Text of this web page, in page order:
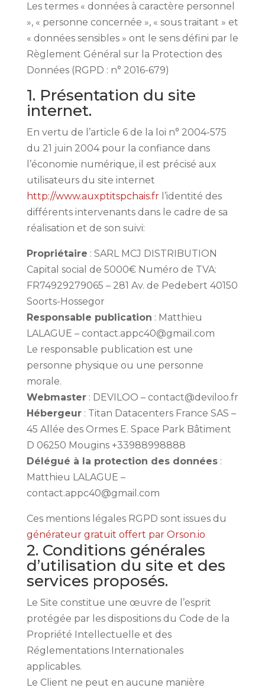
Les termes « données à caractère personnel
», « personne concernée », « sous traitant » et
« données sensibles » ont le sens défini par le
Règlement Général sur la Protection des
Données (RGPD : n° 2016-679)
1. Présentation du site
internet.
En vertu de l’article 6 de la loi n° 2004-575
du 21 juin 2004 pour la confiance dans
l’économie numérique, il est précisé aux
utilisateurs du site internet
http://www.auxptitspchais.frl’identité des
différents intervenants dans le cadre de sa
réalisation et de son suivi:
Propriétaire : SARL MCJ DISTRIBUTION
Capital social de 5000€ Numéro de TVA:
FR74929279065 – 281 Av. de Pedebert 40150
Soorts-Hossegor
Responsable publication : Matthieu
LALAGUE – contact.appc40@gmail.com
Le responsable publication est une
personne physique ou une personne
morale.
Webmaster: DEVILOO – contact@deviloo.fr
Hébergeur: Titan Datacenters France SAS –
45 Allée des Ormes E. Space Park Bâtiment
D 06250 Mougins +33988998888
Délégué à la protection des données:
Matthieu LALAGUE –
contact.appc40@gmail.com
Ces mentions légales RGPD sont issues du
générateur gratuit offert par Orson.io
2. Conditions générales
d’utilisation du site et des
services proposés.
Le Site constitue une œuvre de l’esprit
protégée par les dispositions du Code de la
Propriété Intellectuelle et des
Réglementations Internationales
applicables.
Le Client ne peut en aucune manière